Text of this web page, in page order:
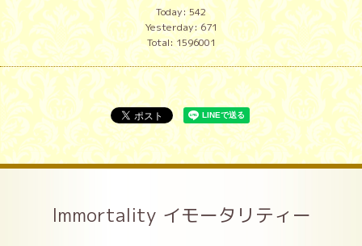
Today:542
Yesterday:671
Total:1596001
Immortality イモータリティー